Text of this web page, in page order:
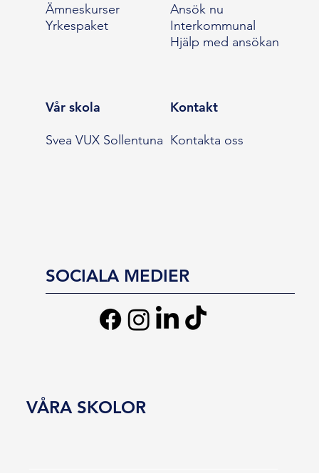
Ämneskurser
Yrkespaket
Ansök nu
Interkommunal
Hjälp med ansökan
Vår skola
Svea VUX Sollentuna
Kontakt
Kontakta oss
SOCIALA MEDIER
VÅRA SKOLOR